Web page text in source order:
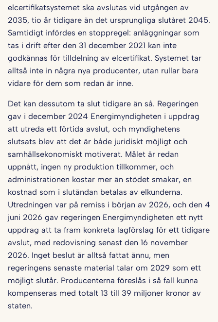
elcertifikatsystemet ska avslutas vid utgången av
2035, tio år tidigare än det ursprungliga slutåret 2045.
Samtidigt infördes en stoppregel: anläggningar som
tas i drift efter den 31 december 2021 kan inte
godkännas för tilldelning av elcertifikat. Systemet tar
alltså inte in några nya producenter, utan rullar bara
vidare för dem som redan är inne.
Det kan dessutom ta slut tidigare än så. Regeringen
gav i december 2024 Energimyndigheten i uppdrag
att utreda ett förtida avslut, och myndighetens
slutsats blev att det är både juridiskt möjligt och
samhällsekonomiskt motiverat. Målet är redan
uppnått, ingen ny produktion tillkommer, och
administrationen kostar mer än stödet smakar, en
kostnad som i slutändan betalas av elkunderna.
Utredningen var på remiss i början av 2026, och den 4
juni 2026 gav regeringen Energimyndigheten ett nytt
uppdrag att ta fram konkreta lagförslag för ett tidigare
avslut, med redovisning senast den 16 november
2026. Inget beslut är alltså fattat ännu, men
regeringens senaste material talar om 2029 som ett
möjligt slutår. Producenterna föreslås i så fall kunna
kompenseras med totalt 13 till 39 miljoner kronor av
staten.